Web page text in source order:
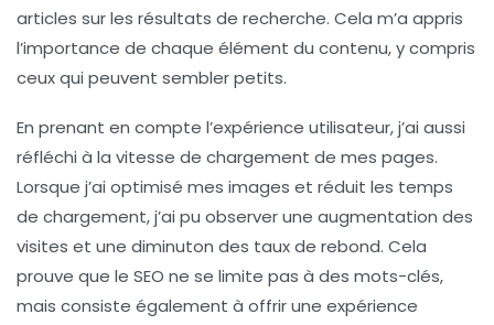
articles sur les résultats de recherche. Cela m’a appris
l’importance de chaque élément du contenu, y compris
ceux qui peuvent sembler petits.
En prenant en compte l’expérience utilisateur, j’ai aussi
réfléchi à la vitesse de chargement de mes pages.
Lorsque j’ai optimisé mes images et réduit les temps
de chargement, j’ai pu observer une augmentation des
visites et une diminuton des taux de rebond. Cela
prouve que le SEO ne se limite pas à des mots-clés,
mais consiste également à offrir une expérience